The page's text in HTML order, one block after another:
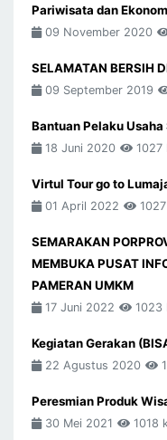
Pariwisata dan
09 November 2020
SELAMATAN BERSIH
09 September 2019
Bantuan Pelaku
18 Juni 2020 1027
Virtul Tour go to
01 April 2022
SEMARAKAN
MEMBUKA PUSAT
PAMERAN UMKM
17 Juni 2022 1023
Kegiatan Gerakan
22 Agustus 2020
Peresmian Produk
30 Mei 2021 1018